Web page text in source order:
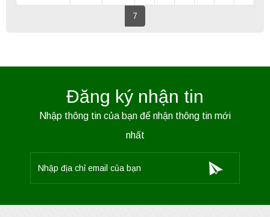
7
Đăng ký nhận tin
Nhập thông tin của bạn để nhận thông tin mới
nhất